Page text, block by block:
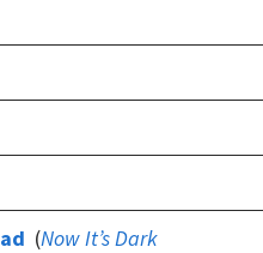
(Now It’s Dark